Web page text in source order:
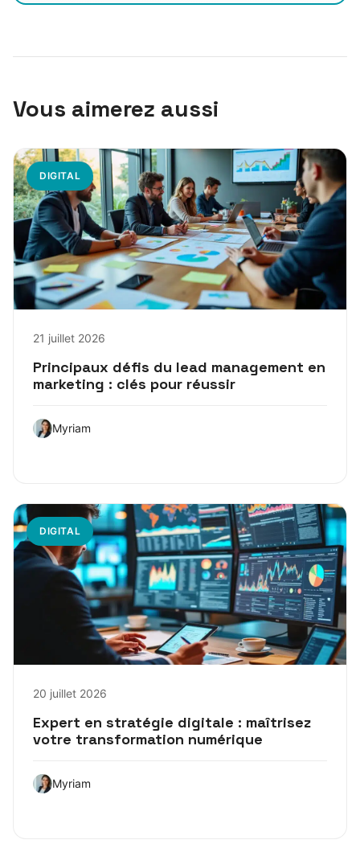
Vous aimerez aussi
DIGITAL
21 juillet 2026
Principaux défis du lead management en
marketing : clés pour réussir
Myriam
DIGITAL
20 juillet 2026
Expert en stratégie digitale : maîtrisez
votre transformation numérique
Myriam